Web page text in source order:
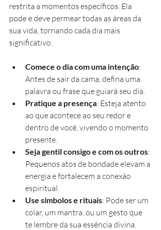
restrita a momentos específicos. Ela
pode e deve permear todas as áreas da
sua vida, tornando cada dia mais
significativo.
Comece o dia com uma intenção:
Antes de sair da cama, defina uma
palavra ou frase que guiará seu dia.
Pratique a presença: Esteja atento
ao que acontece ao seu redor e
dentro de você, vivendo o momento
presente.
Seja gentil consigo e com os outros:
Pequenos atos de bondade elevam a
energia e fortalecem a conexão
espiritual.
Use símbolos e rituais: Pode ser um
colar, um mantra, ou um gesto que
te lembre da sua essência divina.